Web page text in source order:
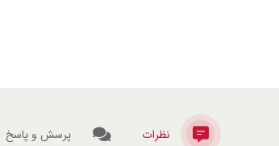
نظرات پرسش و پاسخ